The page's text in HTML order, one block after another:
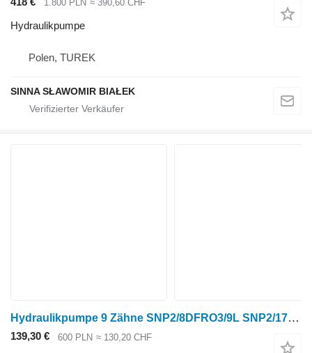
1.800 PLN ≈ 390,60 CHF
Hydraulikpumpe
Polen, TUREK
SINNA SŁAWOMIR BIAŁEK
Hydraulikpumpe 9 Zähne SNP2/8DFRO3/9L SNP2/17D5006REP679K für Radtraktor
139,30 € 600 PLN ≈ 130,20 CHF